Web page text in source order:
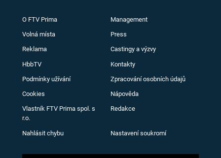
O FTV Prima Management
Volná místa Press
Reklama Castingy a výzvy
HbbTV Kontakty
Podmínky užívání Zpracování osobních údajů
Cookies Nápověda
Vlastník FTV Prima spol. s
r.o.
Redakce
Nahlásit chybu Nastavení soukromí